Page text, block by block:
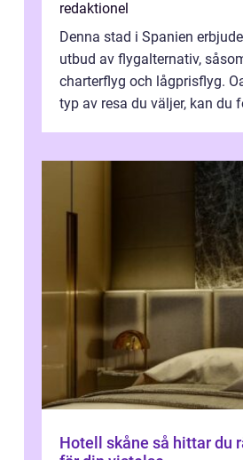
redaktionel
Denna stad i Spanien
utbud av flygalternativ,
charterflyg och lågprisflyg.
typ av resa du väljer, kan du
Hotell skåne så hittar du rätt boende